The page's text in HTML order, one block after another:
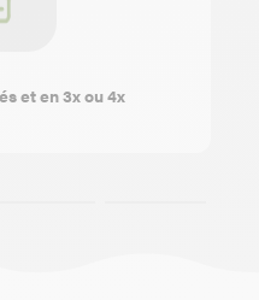
et en 3x ou 4x